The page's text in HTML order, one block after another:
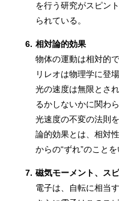
を行う研究がスピン
られている。
6. 相対論的効果
物体の運動は相対的
リレオは物理学に登
光の速度は無限とさ
るかしないかに関わ
光速度の不変の法則
論的効果とは、相対
からの“ずれ”のことを
7. 磁気モーメント、ス
電子は、自転に相当